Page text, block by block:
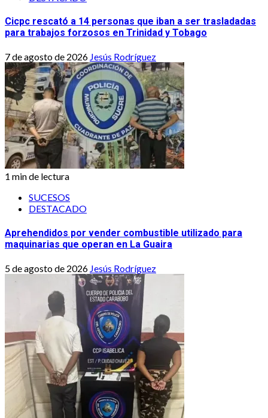
Cicpc rescató a 14 personas que iban a ser trasladadas
para trabajos forzosos en Trinidad y Tobago
7 de agosto de 2026 Jesús Rodríguez
1 min de lectura
SUCESOS
DESTACADO
Aprehendidos por vender combustible utilizado para
maquinarias que operan en La Guaira
5 de agosto de 2026 Jesús Rodríguez